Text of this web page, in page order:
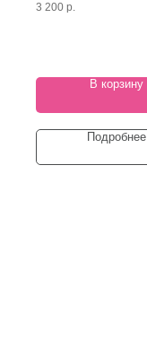
3 200 р.
В корзину
Подробнее